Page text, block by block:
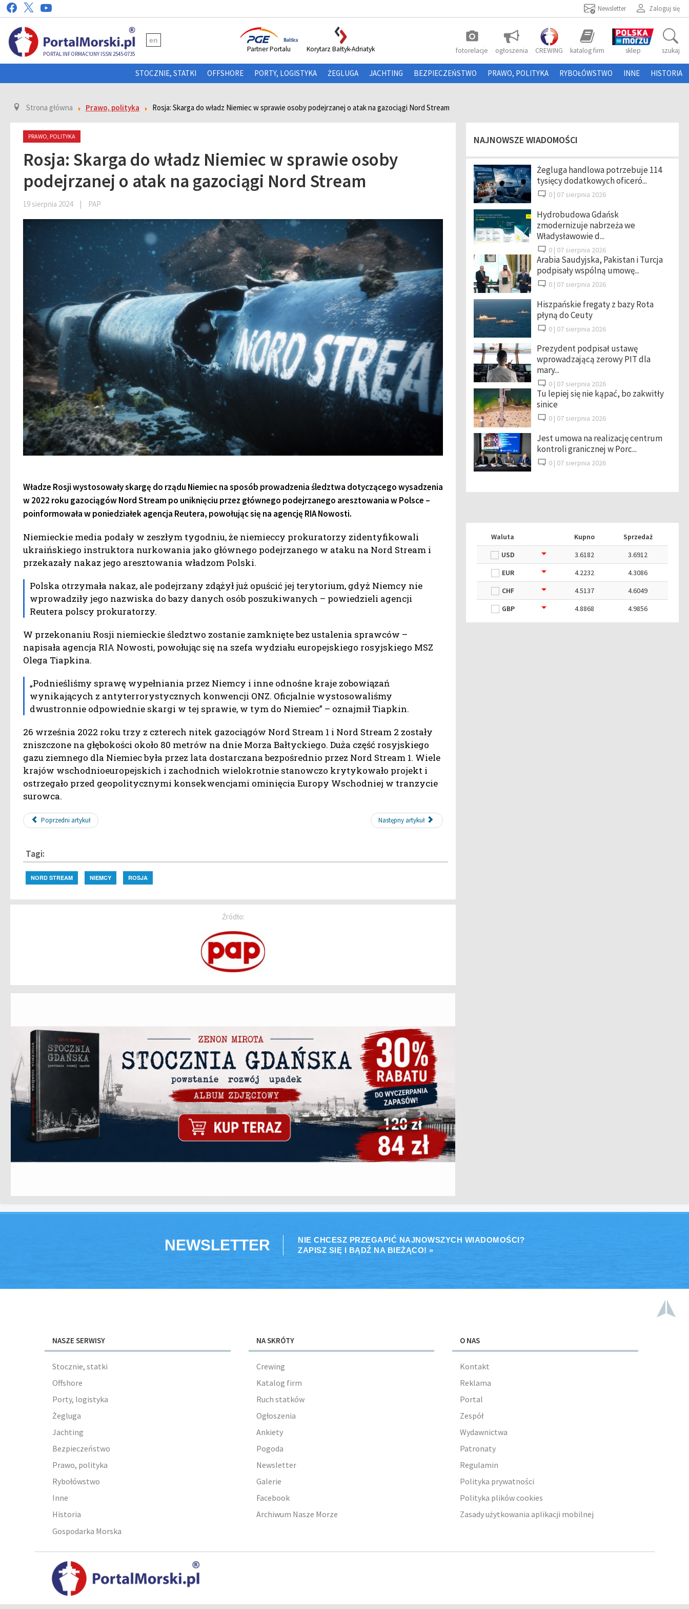
Zaloguj się
Newsletter
PORTAL INFORMACYJNY ISSN 2545-0735
en photo_camera
fotorelacje ogłoszenia CREWING katalog firm sklep szukaj
Partner Portalu Korytarz Bałtyk-Adriatyk
STOCZNIE, STATKI OFFSHORE PORTY, LOGISTYKA ŻEGLUGA JACHTING BEZPIECZEŃSTWO PRAWO, POLITYKA RYBOŁÓWSTWO INNE HISTORIA
Strona główna Prawo, polityka Rosja: Skarga do władz Niemiec w sprawie osoby podejrzanej o atak na gazociągi Nord Stream
PRAWO, POLITYKA
Rosja: Skarga do władz Niemiec w sprawie osoby
podejrzanej o atak na gazociągi Nord Stream
19 sierpnia 2024 | PAP
Władze Rosji wystosowały skargę do rządu Niemiec na sposób prowadzenia śledztwa dotyczącego wysadzenia
w 2022 roku gazociągów Nord Stream po uniknięciu przez głównego podejrzanego aresztowania w Polsce –
poinformowała w poniedziałek agencja Reutera, powołując się na agencję RIA Nowosti.
Niemieckie media podały w zeszłym tygodniu, że niemieccy prokuratorzy zidentyfikowali
ukraińskiego instruktora nurkowania jako głównego podejrzanego w ataku na Nord Stream i
przekazały nakaz jego aresztowania władzom Polski.
Polska otrzymała nakaz, ale podejrzany zdążył już opuścić jej terytorium, gdyż Niemcy nie
wprowadziły jego nazwiska do bazy danych osób poszukiwanych – powiedzieli agencji
Reutera polscy prokuratorzy.
W przekonaniu Rosji niemieckie śledztwo zostanie zamknięte bez ustalenia sprawców –
napisała agencja RIA Nowosti, powołując się na szefa wydziału europejskiego rosyjskiego MSZ
Olega Tiapkina.
„Podnieśliśmy sprawę wypełniania przez Niemcy i inne odnośne kraje zobowiązań
wynikających z antyterrorystycznych konwencji ONZ. Oficjalnie wystosowaliśmy
dwustronnie odpowiednie skargi w tej sprawie, w tym do Niemiec” – oznajmił Tiapkin.
26 września 2022 roku trzy z czterech nitek gazociągów Nord Stream 1 i Nord Stream 2 zostały
zniszczone na głębokości około 80 metrów na dnie Morza Bałtyckiego. Duża część rosyjskiego
gazu ziemnego dla Niemiec była przez lata dostarczana bezpośrednio przez Nord Stream 1. Wiele
krajów wschodnioeuropejskich i zachodnich wielokrotnie stanowczo krytykowało projekt i
ostrzegało przed geopolitycznymi konsekwencjami ominięcia Europy Wschodniej w tranzycie
surowca.
Poprzedni artykuł Następny artykuł
Tagi:
NORD STREAM NIEMCY ROSJA
Źródło:
NAJNOWSZE WIADOMOŚCI
Żegluga handlowa potrzebuje 114
tysięcy dodatkowych oficeró...
0 | 07 sierpnia 2026
Hydrobudowa Gdańsk
zmodernizuje nabrzeża we
Władysławowie d...
0 | 07 sierpnia 2026
Arabia Saudyjska, Pakistan i Turcja
podpisały wspólną umowę...
0 | 07 sierpnia 2026
Hiszpańskie fregaty z bazy Rota
płyną do Ceuty
0 | 07 sierpnia 2026
Prezydent podpisał ustawę
wprowadzającą zerowy PIT dla
mary...
0 | 07 sierpnia 2026
Tu lepiej się nie kąpać, bo zakwitły
sinice
0 | 07 sierpnia 2026
Jest umowa na realizację centrum
kontroli granicznej w Porc...
0 | 07 sierpnia 2026
Waluta Kupno
Sprzedaż
USD
3.6182
3.6912
EUR
4.2232
4.3086
CHF
4.5137
4.6049
GBP
4.8868 4.9856
NEWSLETTER
NIE CHCESZ PRZEGAPIĆ NAJNOWSZYCH WIADOMOŚCI?
ZAPISZ SIĘ I BĄDŹ NA BIEŻĄCO! »
NASZE SERWISY
Stocznie, statki
Offshore
Porty, logistyka
Żegluga
Jachting
Bezpieczeństwo
Prawo, polityka
Rybołówstwo
Inne
Historia
Gospodarka Morska
NA SKRÓTY
Crewing
Katalog firm
Ruch statków
Ogłoszenia
Ankiety
Pogoda
Newsletter
Galerie
Facebook
Archiwum Nasze Morze
O NAS
Kontakt
Reklama
Portal
Zespół
Wydawnictwa
Patronaty
Regulamin
Polityka prywatności
Polityka plików cookies
Zasady użytkowania aplikacji mobilnej